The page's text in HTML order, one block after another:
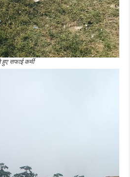
हुए सफाई कर्मी